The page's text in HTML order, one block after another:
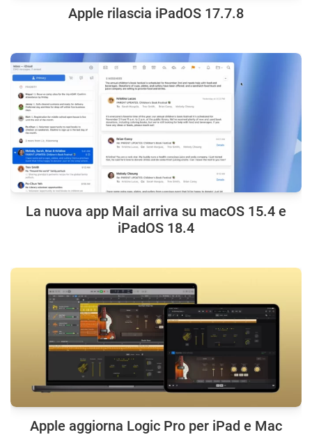
Apple rilascia iPadOS 17.7.8
La nuova app Mail arriva su macOS 15.4 e
iPadOS 18.4
Apple aggiorna Logic Pro per iPad e Mac